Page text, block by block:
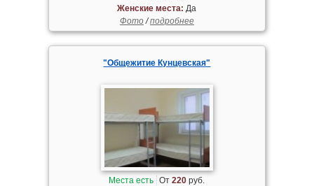
Женские места: Да
Фото/подробнее
"Общежитие Кунцевская"
Места есть От220 руб.